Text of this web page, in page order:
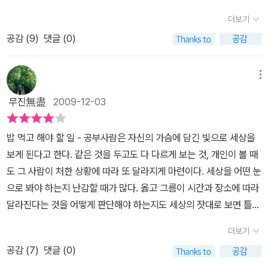
종종걸음으로 달려왔고 그 공부가 어떠해야 하는지에 대한 고민 없이
맹목적으로 공부, 공부, 하며 달려온 것 같다. 아직도 나는 그 잔재 속
에 있다. 내 책상에는 알록달록한 각종 포스트잇과 펜들이 가득 차 있
고 비어져 있는 계획표들이 나를 뚫어져라 쳐다보고 있으며 2010년
신상 다이어리를 어떤 것으로 사 어떤 계획들을 채울까 하는 생각으
로 머리가 가득하다.무엇이 진정한 공부인지도 모르고 무엇을 위해
공부해야 하는지도 모르고 달려 온 내 삶을 반성할 수 있는 책이다. 내
가 이루지 못한 계획들 앞에 전전긍긍해야만 했던 어리석음을 발견할
수 있는 책이다. 잘 살아보려는 발버둥으로 수많은 계획을 세우고 앞
을 향해 나아가려 하지만 그것은 역설적이게도 본질적인 삶에 대한
물음을 간과해 버리는 꼴임을 알게 한다. 총 3장으로 이루어진 이 책
은 소주제부터가 탁월하다. 예를 들어 사방팔망이 공부, 생각에 대해
생각하지 마라, 참새는 참새이기 때문에 부처다, 마음 밖에선 아무 일
도 일어나지 않는다, 어둠도 빛이다, 본능적인 존중, 일부러 수행하지
더보기
공감 (9) 댓글 (0)
무진無盡 2009-12-03
밥 먹고 해야 할 일 - 공부사람은 자신의 가슴에 담긴 빛으로 세상을
보게 된다고 한다. 같은 것을 두고도 다 다르게 보는 것, 개인이 볼 때
도 그 사람이 처한 상황에 따라 또 달라지게 마련이다. 세상을 어떤 눈
으로 봐야 하는지 난감할 때가 많다. 옳고 그름이 시간과 장소에 따라
달라진다는 것을 어떻게 판단해야 하는지도 세상의 잣대로 보면 틀리
통하는 것이라고 본다면 나만의 기준은 없는 것일까? 내 안에 어떤
빛이 담겨져 있는지 되짚어 봐야 아직은 잘 모르겠다.모르는 사람은
더보기
공감 (7) 댓글 (0)